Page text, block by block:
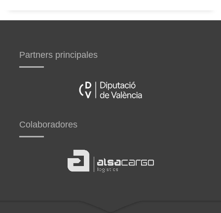
Partners principales
Colaboradores